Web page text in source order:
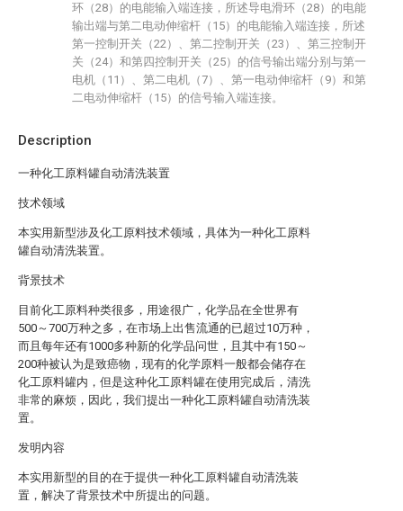
Description
一种化工原料罐自动清洗装置
技术领域
本实用新型涉及化工原料技术领域，具体为一种化工原料
罐自动清洗装置。
背景技术
目前化工原料种类很多，用途很广，化学品在全世界有
500～700万种之多，在市场上出售流通的已超过10万种，
而且每年还有1000多种新的化学品问世，且其中有150～
200种被认为是致癌物，现有的化学原料一般都会储存在
化工原料罐内，但是这种化工原料罐在使用完成后，清洗
非常的麻烦，因此，我们提出一种化工原料罐自动清洗装
置。
发明内容
本实用新型的目的在于提供一种化工原料罐自动清洗装
置，解决了背景技术中所提出的问题。
环（28）的电能输入端连接，所述导电滑环（28）的电能
输出端与第二电动伸缩杆（15）的电能输入端连接，所述
第一控制开关（22）、第二控制开关（23）、第三控制开
关（24）和第四控制开关（25）的信号输出端分别与第一
电机（11）、第二电机（7）、第一电动伸缩杆（9）和第
二电动伸缩杆（15）的信号输入端连接。